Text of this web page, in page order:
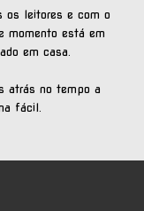
os leitores e com o
momento está em
em casa.
atrás no tempo a
fácil.